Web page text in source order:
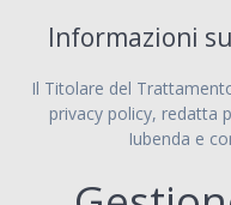
Informazioni
Il Titolare del
privacy policy, redatta
Iubenda e